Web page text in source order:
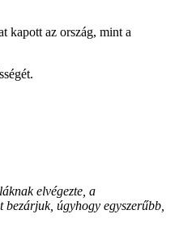
kapott az ország, mint a
elvégezte, a
úgyhogy egyszerűbb,